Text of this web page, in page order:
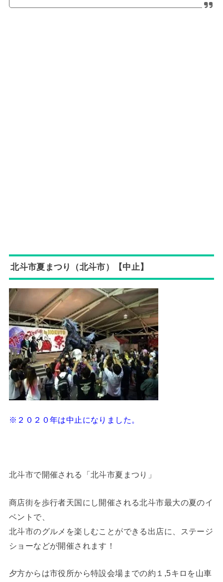
北斗市夏まつり（北斗市）【中止】
※２０２０年は中止になりました。
北斗市で開催される「北斗市夏まつり」
商店街を歩行者天国にし開催される北斗市最大の夏のイ
ベントで、
北斗市のグルメを楽しむことができる出店に、ステージ
ショーなどが開催されます！
夕方からは市役所から特設会場までの約１,5キロを山車